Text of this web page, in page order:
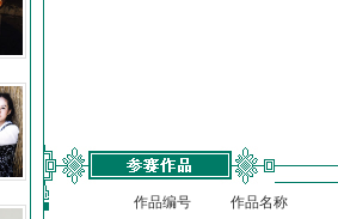
作品编号 作品名称